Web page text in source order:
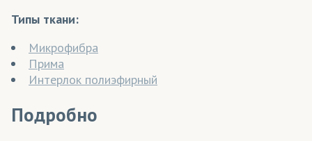
Типы ткани:
Микрофибра
Прима
Интерлок полиэфирный
Подробно